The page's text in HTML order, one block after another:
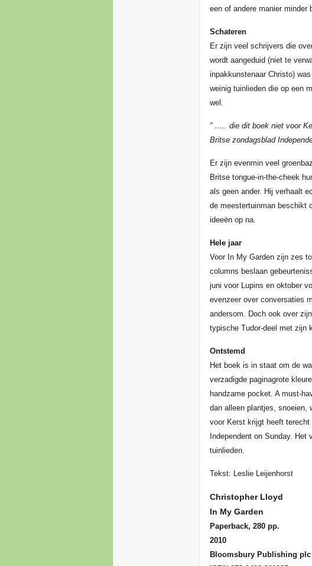
een of andere manier minder
Schateren
Er zijn veel schrijvers die
wordt aangeduid (niet te
inpakkunstenaar Christo)
weinig tuinlieden die op een
wel.
” ….. die dit boek niet voor
Britse zondagsblad
Er zijn evenmin veel
Britse tongue-in-the-cheek
als geen ander. Hij verhaalt
de meestertuinman beschikt
ideeën op na.
Hele jaar
Voor In My Garden zijn zes
columns beslaan
juni voor Lupins en oktober
evenzeer over conversaties
andersom. Doch ook over
typische Tudor-deel met zijn
Ontstemd
Het boek is in staat om de
verzadigde paginagrote
handzame pocket. A must-
dan alleen plantjes, snoeien,
voor Kerst krijgt heeft
Independent on Sunday.
tuinlieden.
Tekst: Leslie Leijenhorst
Christopher Lloyd
In My Garden
Paperback, 280 pp.
2010
Bloomsbury Publishing plc